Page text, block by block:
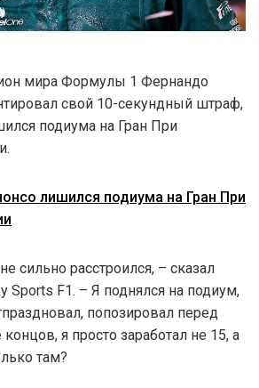
мира Формулы 1 Фернандо
свой 10-секундный штраф,
подиума на Гран При
лишился подиума на Гран При
сильно расстроился, – сказал
Sports F1. – Я поднялся на подиум,
попозировал перед
я просто заработал не 15, а
там?